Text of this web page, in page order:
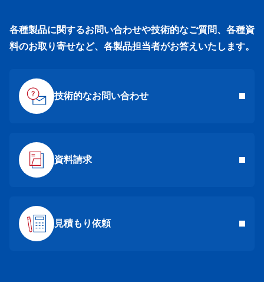
各種製品に関するお問い合わせや技術的なご質問、各種資
料のお取り寄せなど、各製品担当者がお答えいたします。
技術的なお問い合わせ
資料請求
見積もり依頼